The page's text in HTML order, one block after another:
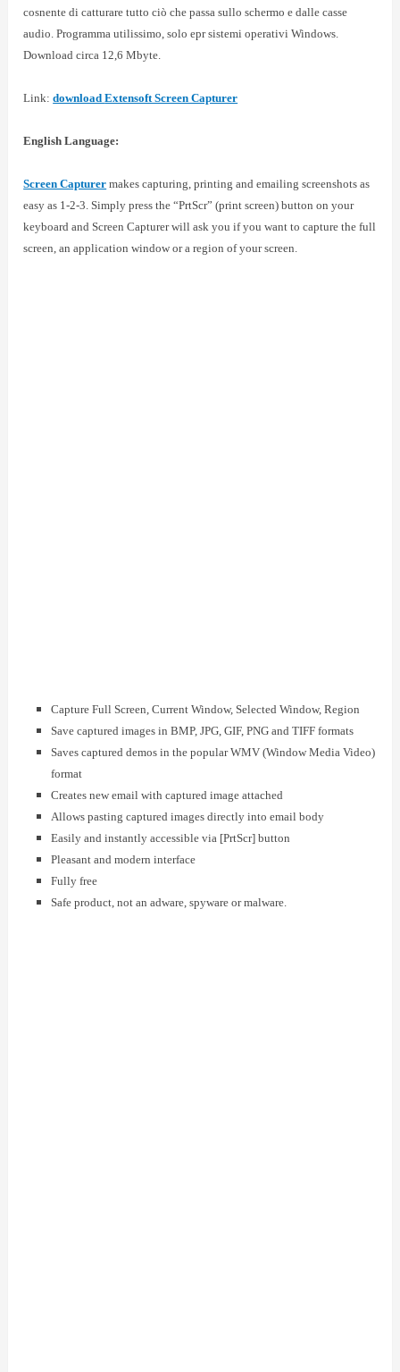
cosnente di catturare tutto ciò che passa sullo schermo e dalle casse
audio. Programma utilissimo, solo epr sistemi operativi Windows.
Download circa 12,6 Mbyte.
Link:downloadExtensoft Screen Capturer
English Language:
Screen Capturer makes capturing, printing and emailing screenshots as
easy as 1-2-3. Simply press the “PrtScr” (print screen) button on your
keyboard and Screen Capturer will ask you if you want to capture the full
screen, an application window or a region of your screen.
Capture Full Screen, Current Window, Selected Window, Region
Save captured images in BMP, JPG, GIF, PNG and TIFF formats
Saves captured demos in the popular WMV (Window Media Video)
format
Creates new email with captured image attached
Allows pasting captured images directly into email body
Easily and instantly accessible via [PrtScr] button
Pleasant and modern interface
Fully free
Safe product, not an adware, spyware or malware.